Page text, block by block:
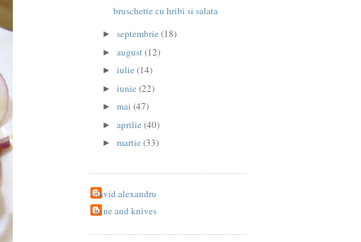
bruschette cu hribi si salata
► septembrie (18)
► august(12)
► iulie (14)
► iunie (22)
► mai (47)
► aprilie (40)
► martie (33)
david.alexandru
wine and knives